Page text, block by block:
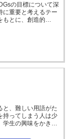
の目標について深
に重要と考えるテー
もとに、創造的…
と、難しい用語がた
持ってしまう人は少
学生の興味をかき…